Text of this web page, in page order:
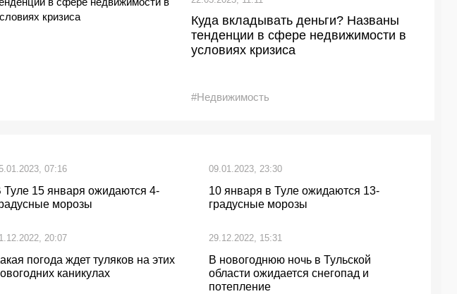
Куда вкладывать деньги? Названы
тенденции в сфере недвижимости в
условиях кризиса
#Недвижимость
07:16
Туле 15 января ожидаются 4-
морозы
09.01.2023, 23:30
10 января в Туле ожидаются 13-
градусные морозы
20:07
погода ждет туляков на этих
каникулах
29.12.2022, 15:31
В новогоднюю ночь в Тульской
области ожидается снегопад и
потепление